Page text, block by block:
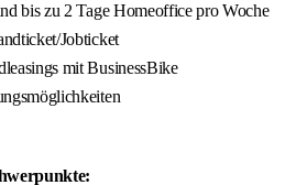
bis zu 2 Tage Homeoffice pro Woche
Jobticket
mit BusinessBike